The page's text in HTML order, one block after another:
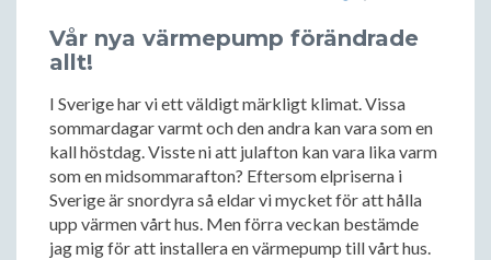
Vår nya värmepump förändrade
allt!
I Sverige har vi ett väldigt märkligt klimat. Vissa
sommardagar varmt och den andra kan vara som en
kall höstdag. Visste ni att julafton kan vara lika varm
som en midsommarafton? Eftersom elpriserna i
Sverige är snordyra så eldar vi mycket för att hålla
upp värmen vårt hus. Men förra veckan bestämde
jag mig för att installera en värmepump till vårt hus.